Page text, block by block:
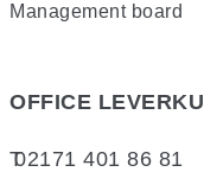
Management board
OFFICE
T02171 401 86 81